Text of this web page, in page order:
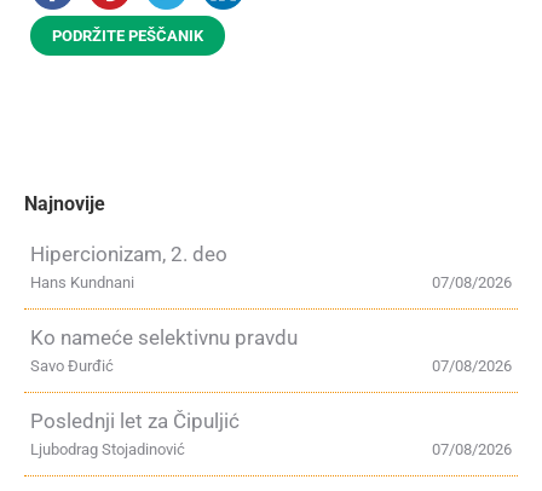
PODRŽITE PEŠČANIK
Najnovije
Hipercionizam, 2. deo
07/08/2026
Hans Kundnani
Ko nameće selektivnu pravdu
07/08/2026
Savo Đurđić
Poslednji let za Čipuljić
07/08/2026
Ljubodrag Stojadinović